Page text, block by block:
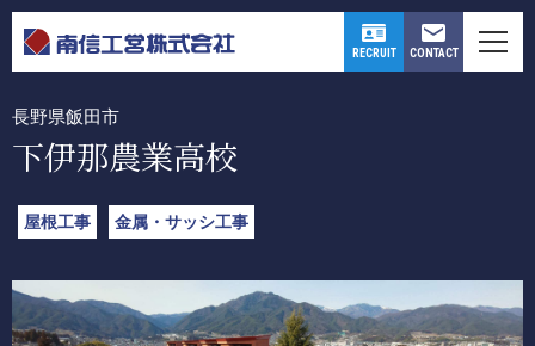
RECRUIT CONTACT
WORKS
長野県飯田市
下伊那農業高校
屋根工事 金属・サッシ工事